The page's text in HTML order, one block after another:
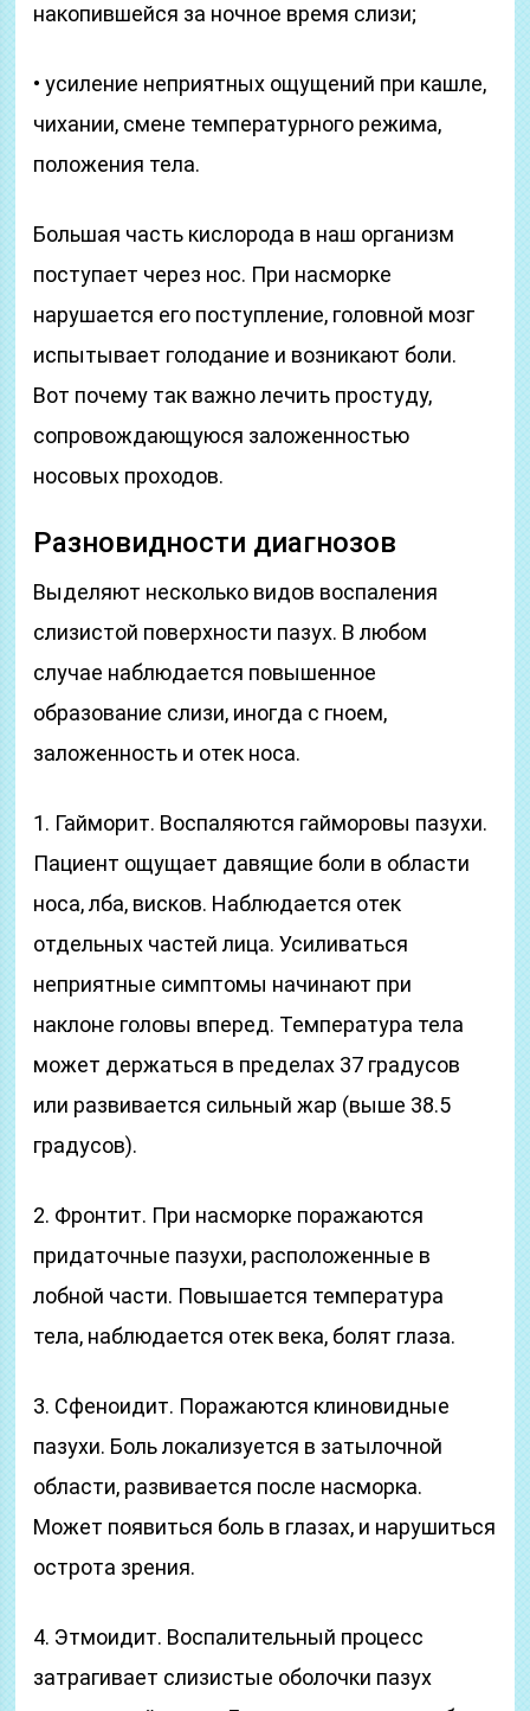
накопившейся за ночное время слизи;
• усиление неприятных ощущений при кашле,
чихании, смене температурного режима,
положения тела.
Большая часть кислорода в наш организм
поступает через нос. При насморке
нарушается его поступление, головной мозг
испытывает голодание и возникают боли.
Вот почему так важно лечить простуду,
сопровождающуюся заложенностью
носовых проходов.
Разновидности диагнозов
Выделяют несколько видов воспаления
слизистой поверхности пазух. В любом
случае наблюдается повышенное
образование слизи, иногда с гноем,
заложенность и отек носа.
1. Гайморит. Воспаляются гайморовы пазухи.
Пациент ощущает давящие боли в области
носа, лба, висков. Наблюдается отек
отдельных частей лица. Усиливаться
неприятные симптомы начинают при
наклоне головы вперед. Температура тела
может держаться в пределах 37 градусов
или развивается сильный жар (выше 38.5
градусов).
2. Фронтит. При насморке поражаются
придаточные пазухи, расположенные в
лобной части. Повышается температура
тела, наблюдается отек века, болят глаза.
3. Сфеноидит. Поражаются клиновидные
пазухи. Боль локализуется в затылочной
области, развивается после насморка.
Может появиться боль в глазах, и нарушиться
острота зрения.
4. Этмоидит. Воспалительный процесс
затрагивает слизистые оболочки пазух